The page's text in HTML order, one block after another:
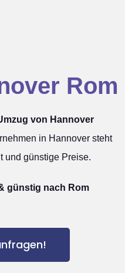
Rom
von Hannover
in Hannover steht
und günstige Preise.
günstig nach Rom